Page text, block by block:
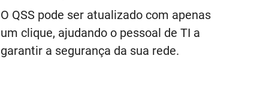
O QSS pode ser atualizado com apenas
um clique, ajudando o pessoal de TI a
garantir a segurança da sua rede.